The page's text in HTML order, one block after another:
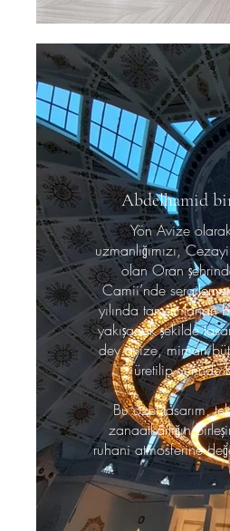
Abdelhamid
Yön Avize
uzmanlığımızı,
olan Oran
Camii’nde
yılında tamamlanan
yakışacak şekilde
dev avize, mimari
üretilip yerinde
Bu özel tasarım,
zanaatkârlığın
ruhani atmosferine